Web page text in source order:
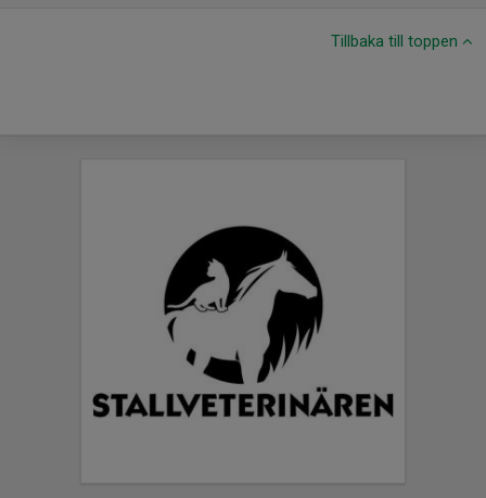
Tillbaka till toppen